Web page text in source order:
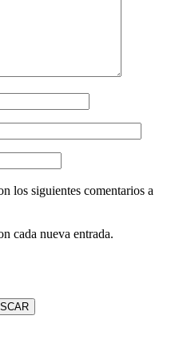
los siguientes comentarios a
cada nueva entrada.